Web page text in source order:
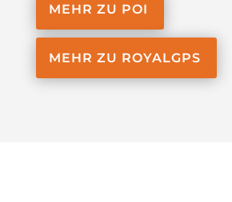
MEHR ZU POI
MEHR ZU ROYALGPS